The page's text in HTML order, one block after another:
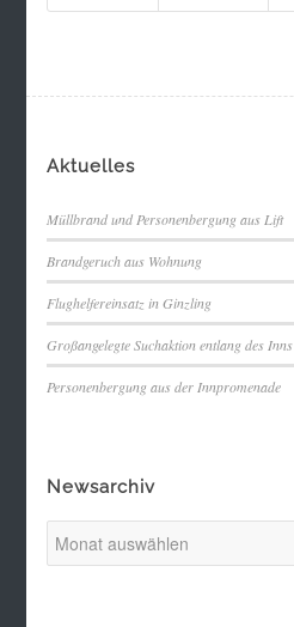
Aktuelles
Müllbrand und Personenbergung aus Lift
Brandgeruch aus Wohnung
Flughelfereinsatz in Ginzling
Großangelegte Suchaktion entlang des Inns
Personenbergung aus der Innpromenade
Newsarchiv